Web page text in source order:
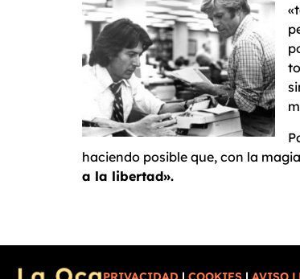
haciendo posible que, con la
a la libertad».